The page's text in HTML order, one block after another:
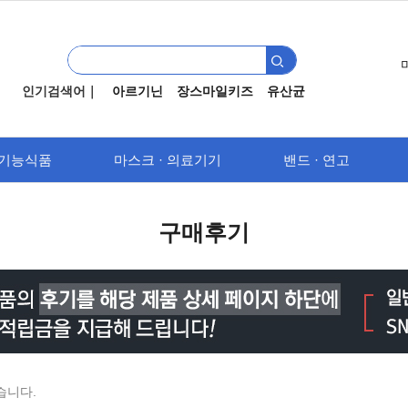
인기검색어｜ 아르기닌 장스마일키즈 유산균
능식품 마스크 · 의료기기 밴드 · 연고
구매후기
니다.